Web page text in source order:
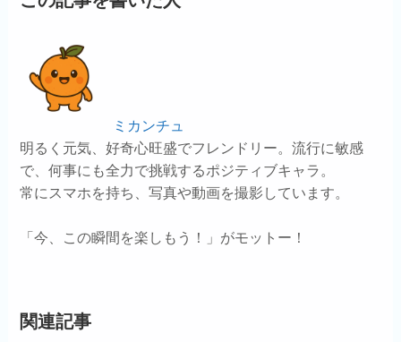
ミカンチュ
明るく元気、好奇心旺盛でフレンドリー。流行に敏感
で、何事にも全力で挑戦するポジティブキャラ。
常にスマホを持ち、写真や動画を撮影しています。
「今、この瞬間を楽しもう！」がモットー！
関連記事